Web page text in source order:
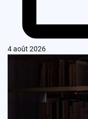
4 août 2026